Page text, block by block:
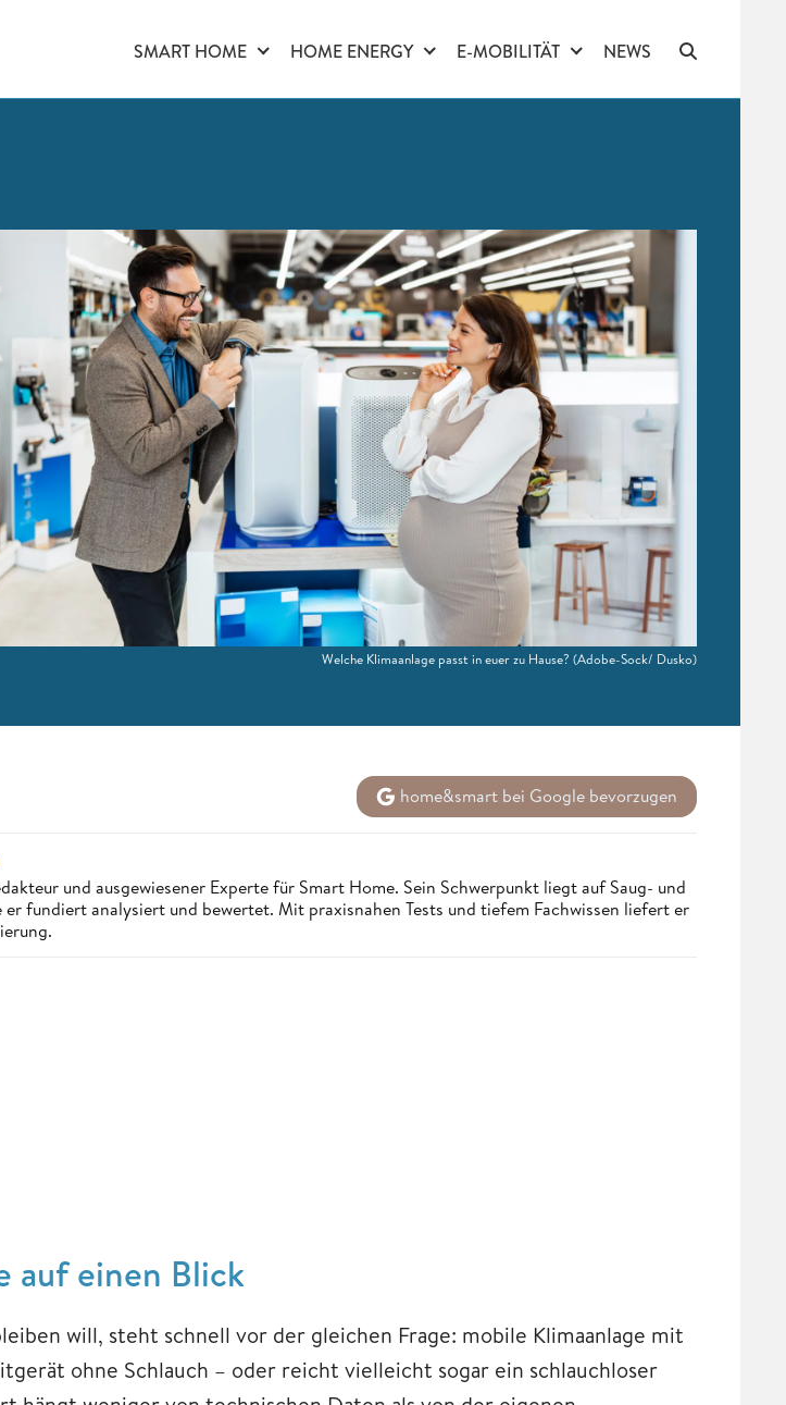
SMART HOME HOME ENERGY E-MOBILITÄT NEWS
Welche Klimaanlage passt in euer zu Hause? (Adobe-Sock/ Dusko)
home&smart bei Google bevorzugen
und ausgewiesener Experte für Smart Home. Sein Schwerpunkt liegt auf Saug- und
fundiert analysiert und bewertet. Mit praxisnahen Tests und tiefem Fachwissen liefert er
auf einen Blick
will, steht schnell vor der gleichen Frage: mobile Klimaanlage mit
ohne Schlauch – oder reicht vielleicht sogar ein schlauchloser